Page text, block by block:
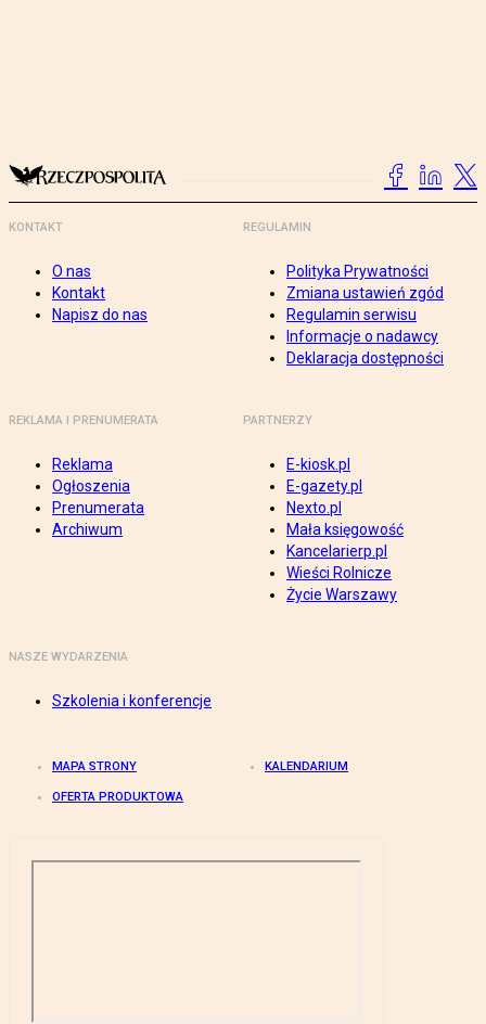
KONTAKT
O nas
Kontakt
Napisz do nas
REGULAMIN
Polityka Prywatności
Zmiana ustawień zgód
Regulamin serwisu
Informacje o nadawcy
Deklaracja dostępności
REKLAMA I PRENUMERATA
Reklama
Ogłoszenia
Prenumerata
Archiwum
PARTNERZY
E-kiosk.pl
E-gazety.pl
Nexto.pl
Mała księgowość
Kancelarierp.pl
Wieści Rolnicze
Życie Warszawy
NASZE WYDARZENIA
Szkolenia i konferencje
MAPA STRONY KALENDARIUM
OFERTA PRODUKTOWA